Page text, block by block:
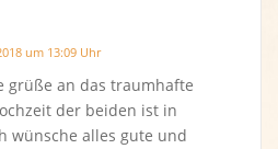
um 13:09 Uhr
grüße an das traumhafte
der beiden ist in
wünsche alles gute und